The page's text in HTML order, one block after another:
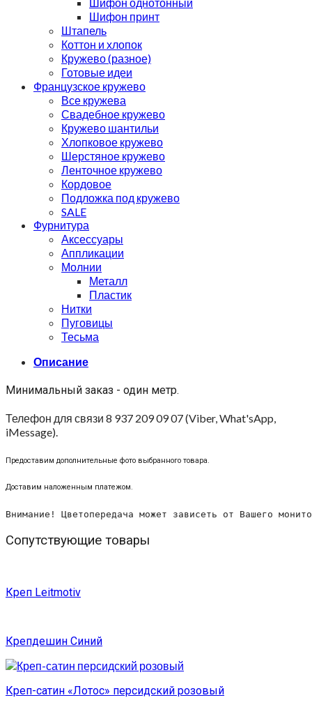
Шифон принт
Штапель
Коттон и хлопок
Кружево (разное)
Готовые идеи
Французское кружево
Все кружева
Свадебное кружево
Кружево шантильи
Хлопковое кружево
Шерстяное кружево
Ленточное кружево
Кордовое
Подложка под кружево
SALE
Фурнитура
Аксессуары
Аппликации
Молнии
Металл
Пластик
Нитки
Пуговицы
Тесьма
Описание
Минимальный заказ - один метр.
Телефон для связи 8 937 209 09 07 (Viber, What'sApp,
iMessage).
Предоставим дополнительные фото выбранного товара.
Доставим наложенным платежом.
Внимание! Цветопередача может зависеть от Вашего
Сопутствующие товары
Креп Leitmotiv
Крепдешин Синий
Креп-сатин «Лотос» персидский розовый